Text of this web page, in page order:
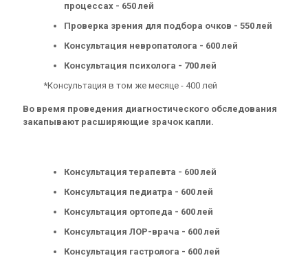
процессах - 650 лей
Проверка зрения для подбора очков - 550 лей
Консультация невропатолога - 600 лей
Консультация психолога - 700 лей
*Консультация в том же месяце - 400 лей
Во время проведения диагностического обследования
закапывают расширяющие зрачок капли.
Консультация терапевта - 600 лей
Консультация педиатра - 600 лей
Консультация ортопеда - 600 лей
Консультация ЛОР-врача - 600 лей
Консультация гастролога - 600 лей